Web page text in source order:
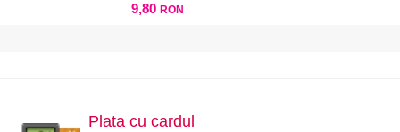
9,80 RON
Plata cu cardul